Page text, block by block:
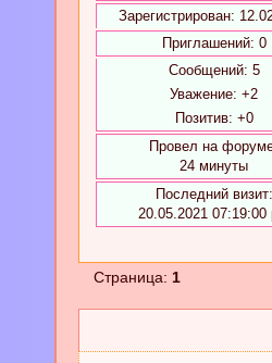
Зарегистрирован:
Приглашений: 0
Сообщений: 5
Уважение: +2
Позитив: +0
Провел на
24 минуты
Последний визит:
20.05.2021 07:19:00
Страница:1